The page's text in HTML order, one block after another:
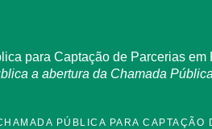
para Captação de Parcerias
a abertura da Chamada
PÚBLICA PARA